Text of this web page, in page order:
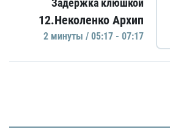
12.Неколенко Архип
2 минуты / 05:17 - 07:17